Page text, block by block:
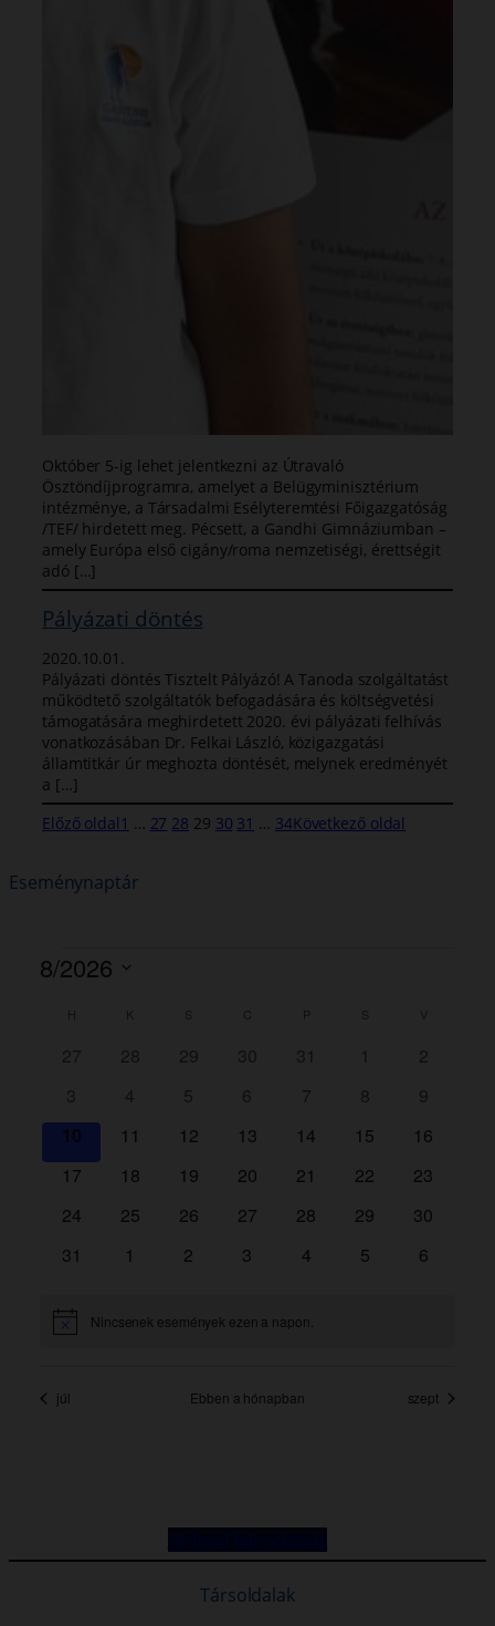
Október 5-ig lehet jelentkezni az Útravaló
Ösztöndíjprogramra, amelyet a Belügyminisztérium
intézménye, a Társadalmi Esélyteremtési Főigazgatóság
/TEF/ hirdetett meg. Pécsett, a Gandhi Gimnáziumban –
amely Európa első cigány/roma nemzetiségi, érettségit
adó […]
Pályázati döntés
2020.10.01.
Pályázati döntés Tisztelt Pályázó! A Tanoda szolgáltatást
működtető szolgáltatók befogadására és költségvetési
támogatására meghirdetett 2020. évi pályázati felhívás
vonatkozásában Dr. Felkai László, közigazgatási
államtitkár úr meghozta döntését, melynek eredményét
a […]
Előző oldal 1 … 27 28 29 30 31 … 34Következő oldal
Eseménynaptár
Hírlevél feliratkozás
Társoldalak